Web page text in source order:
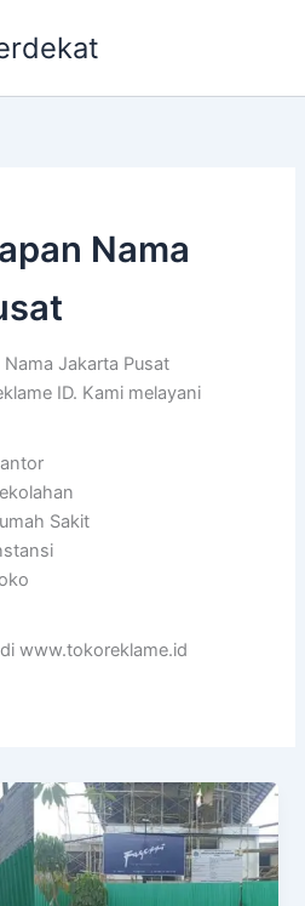
Nama
Jakarta Pusat
ID. Kami melayani
Sakit
www.tokoreklame.id